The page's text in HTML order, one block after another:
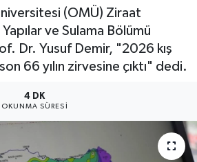
(OMÜ) Ziraat
Yapılar ve Sulama Bölümü
Dr. Yusuf Demir, "2026 kış
66 yılın zirvesine çıktı" dedi.
4 DK
OKUNMA SÜRESI